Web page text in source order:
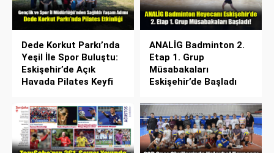
Dede Korkut Parkı’nda
Yeşil İle Spor Buluştu:
Eskişehir’de Açık
Havada Pilates Keyfi
ANALİG Badminton 2.
Etap 1. Grup
Müsabakaları
Eskişehir’de Başladı